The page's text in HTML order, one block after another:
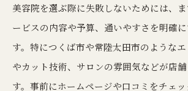
美容院の料金表示で注目すべき
常陸太田市で快適に通える美容院の
美容院選びは通いやすさが重要
美容院の立地と営業時間で選ぶ
美容院を選ぶ際に失敗しないためには、
ービスの内容や予算、通いやすさを明確
す。特につくば市や常陸太田市のような
やカット技術、サロンの雰囲気などが店
す。事前にホームページや口コミをチェ